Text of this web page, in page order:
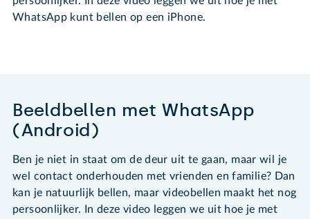
WhatsApp kunt bellen op een iPhone.
Beeldbellen met WhatsApp
(Android)
Ben je niet in staat om de deur uit te gaan, maar wil je
wel contact onderhouden met vrienden en familie? Dan
kan je natuurlijk bellen, maar videobellen maakt het nog
persoonlijker. In deze video leggen we uit hoe je met